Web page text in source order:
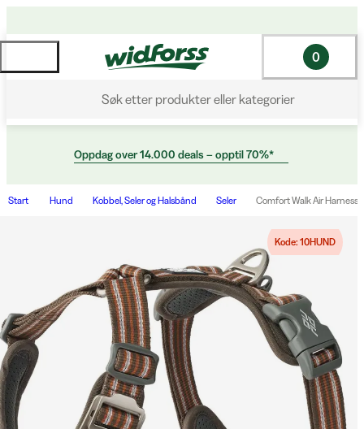
Søk etter produkter eller kategorier
0
Oppdag over 14.000 deals – opptil 70%*
Start Hund Kobbel, Seler og Halsbånd Seler Comfort Walk Air Harness
Kode: 10HUND